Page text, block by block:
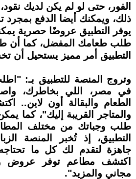
الفور، حتى لو لم يكن لديك
ذلك، ويمكنك أيضا الدفع بمجرد
يوفر التطبيق عروضًا حصرية
طلب طعامك المفضل، كما أن
التطبيق أمر مميز يستحيل أن
وتروج المنصة للتطبيق بـ:
في مصر، اللي بخاطرك،
الطعام والبقالة أون لاين..
والمتاجر القريبة إليك"، كما
طلب وجباتك من مختلف
التطبيق، إذ تُخبر المنصة
جاهزة لتقدم لك كل ما
اكتشف مطاعم توفر عروض
مجاني والمزيد".